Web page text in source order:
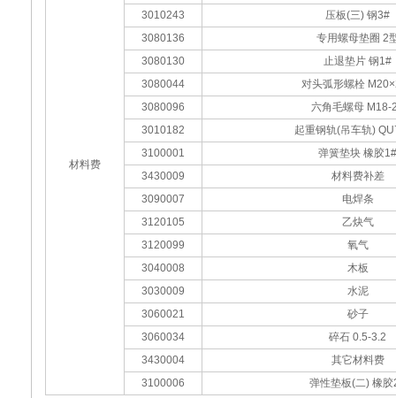
材料费
3010243
压板(三) 钢3#
3080136
专用螺母垫圈 2
3080130
止退垫片 钢1#
3080044
对头弧形螺栓
3080096
六角毛螺母 M18-
3010182
起重钢轨(吊车轨)
3100001
弹簧垫块 橡胶1#
3430009
材料费补差
3090007
电焊条
3120105
乙炔气
3120099
氧气
3040008
木板
3030009
水泥
3060021
砂子
3060034
碎石 0.5-3.2
3430004
其它材料费
3100006
弹性垫板(二) 橡胶